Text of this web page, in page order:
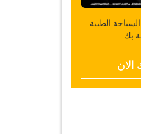
الطبية
بك
الان